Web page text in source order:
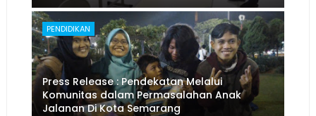
PENDIDIKAN
Press Release : Pendekatan Melalui
Komunitas dalam Permasalahan Anak
Jalanan Di Kota Semarang